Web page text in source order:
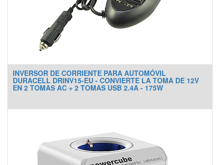
INVERSOR DE CORRIENTE PARA AUTOMÓVIL
DURACELL DRINV15-EU - CONVIERTE LA TOMA DE 12V
EN 2 TOMAS AC + 2 TOMAS USB 2.4A - 175W